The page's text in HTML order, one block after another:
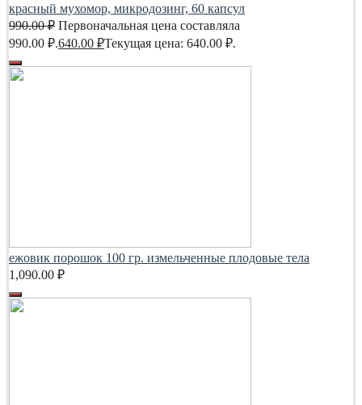
красный мухомор, микродозинг, 60 капсул
990.00₽ Первоначальная цена составляла
990.00 ₽.640.00 ₽Текущая цена: 640.00 ₽.
ежовик порошок 100 гр. измельченные плодовые тела
1,090.00 ₽